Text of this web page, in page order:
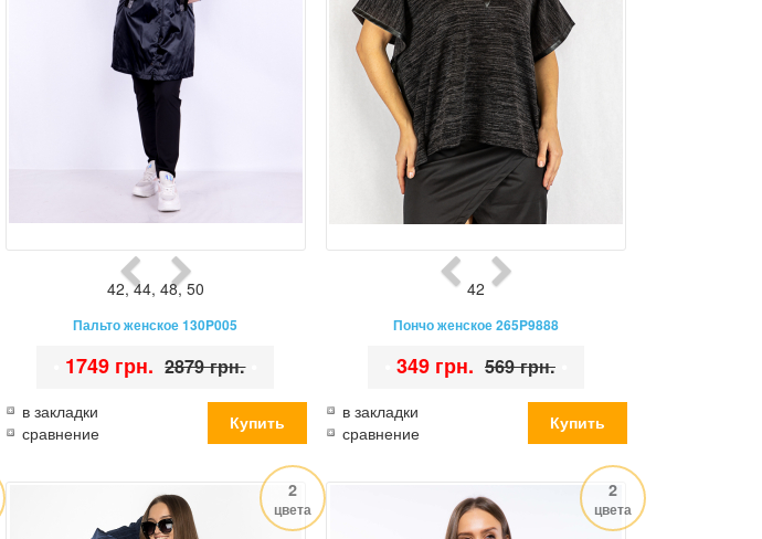
42,44, 48, 50
Пальто женское 130P005
1749 грн. 2879 грн.
в закладки
сравнение
42
Пончо женское 265P9888
349 грн. 569 грн.
в закладки
сравнение
2
цвета
2
цвета